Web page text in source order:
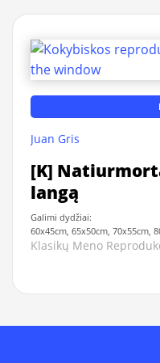
Juan Gris
[K]
langą
Galimi dydžiai:
60x45cm, 65x50cm, 70x55cm,
Klasikų Meno